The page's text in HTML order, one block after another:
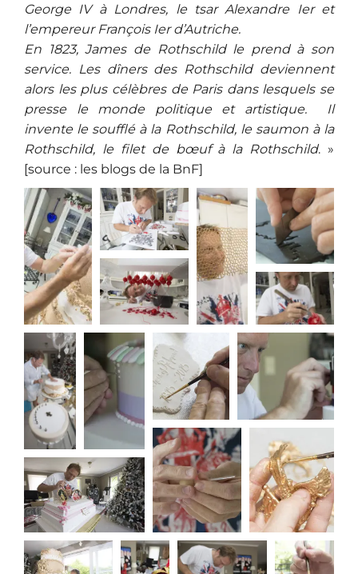
George IV à Londres, le tsar Alexandre Ier et
l’empereur François Ier d’Autriche.
En 1823, James de Rothschild le prend à son
service. Les dîners des Rothschild deviennent
alors les plus célèbres de Paris dans lesquels se
presse le monde politique et artistique. Il
invente le soufflé à la Rothschild, le saumon à la
Rothschild, le filet de bœuf à la Rothschild. »
[source : les blogs de la BnF]